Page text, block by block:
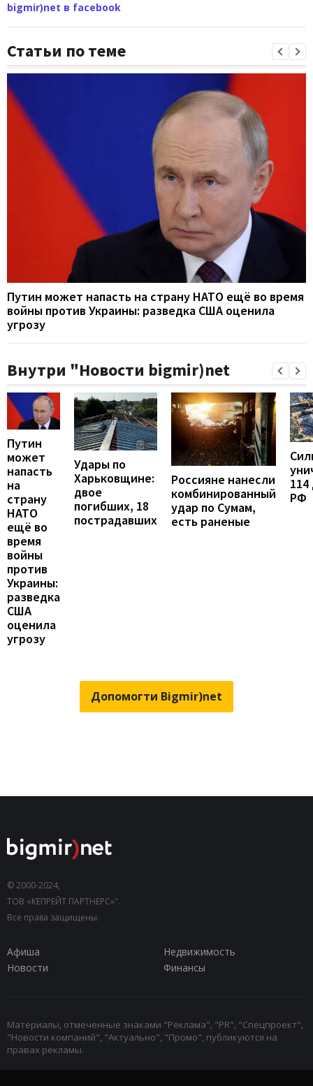
bigmir)net в facebook
Статьи по теме
Путин может напасть на страну НАТО ещё во время
войны против Украины: разведка США оценила
угрозу
Внутри "Новости bigmir)net
Путин
может
напасть
на
страну
НАТО
ещё во
время
войны
против
Украины:
разведка
США
оценила
угрозу
Удары по
Харьковщине:
двое
погибших, 18
пострадавших
Россияне нанесли
комбинированный
удар по Сумам,
есть раненые
РФ
Допомогти Bigmir)net
© 2000-2024,
ТОВ «КЕПРЕЙТ ПАРТНЕРС»".
Все права защищены.
Афиша
Недвижимость
Новости
Финансы
Материалы, отмеченные знаками "Реклама", "PR", "Спецпроект",
"Новости компаний", "Актуально", "Промо", публикуются на
правах рекламы.